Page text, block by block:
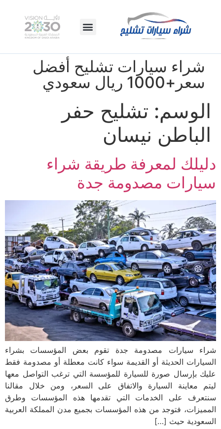
شراء سيارات تشليح أفضل
سعر+1000 ريال سعودي
الوسم: تشليح حفر
الباطن نيسان
دليلك لمعرفة طريقة شراء
سيارات مصدومة جدة
شراء سيارات مصدومة جدة تقوم بعض المؤسسات بشراء
السيارات الحديثة أو القديمة سواء كانت معطلة أو مصدومة فقط
عليك بإرسال صورة للسيارة للمؤسسة التي ترغب التواصل معها
ليتم معاينة السيارة والاتفاق على السعر، ومن خلال مقالنا
سنتعرف على الخدمات التي تقدمها هذه المؤسسات وطرق
المميزات، فتوجد من هذه المؤسسات بجميع مدن المملكة العربية
السعودية حيث […]